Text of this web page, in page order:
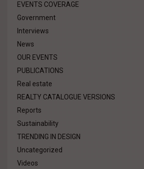
EVENTS COVERAGE
Government
Interviews
News
OUR EVENTS
PUBLICATIONS
Real estate
REALTY CATALOGUE VERSIONS
Reports
Sustainability
TRENDING IN DESIGN
Uncategorized
Videos